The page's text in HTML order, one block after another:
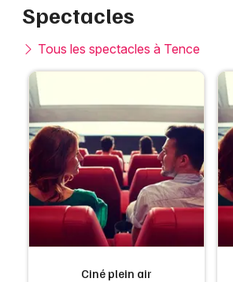
Spectacles
Tous les spectacles à Tence
Ciné plein air